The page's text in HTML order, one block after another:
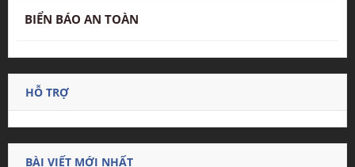
BIỂN BÁO AN TOÀN
HỖ TRỢ
BÀI VIẾT MỚI NHẤT